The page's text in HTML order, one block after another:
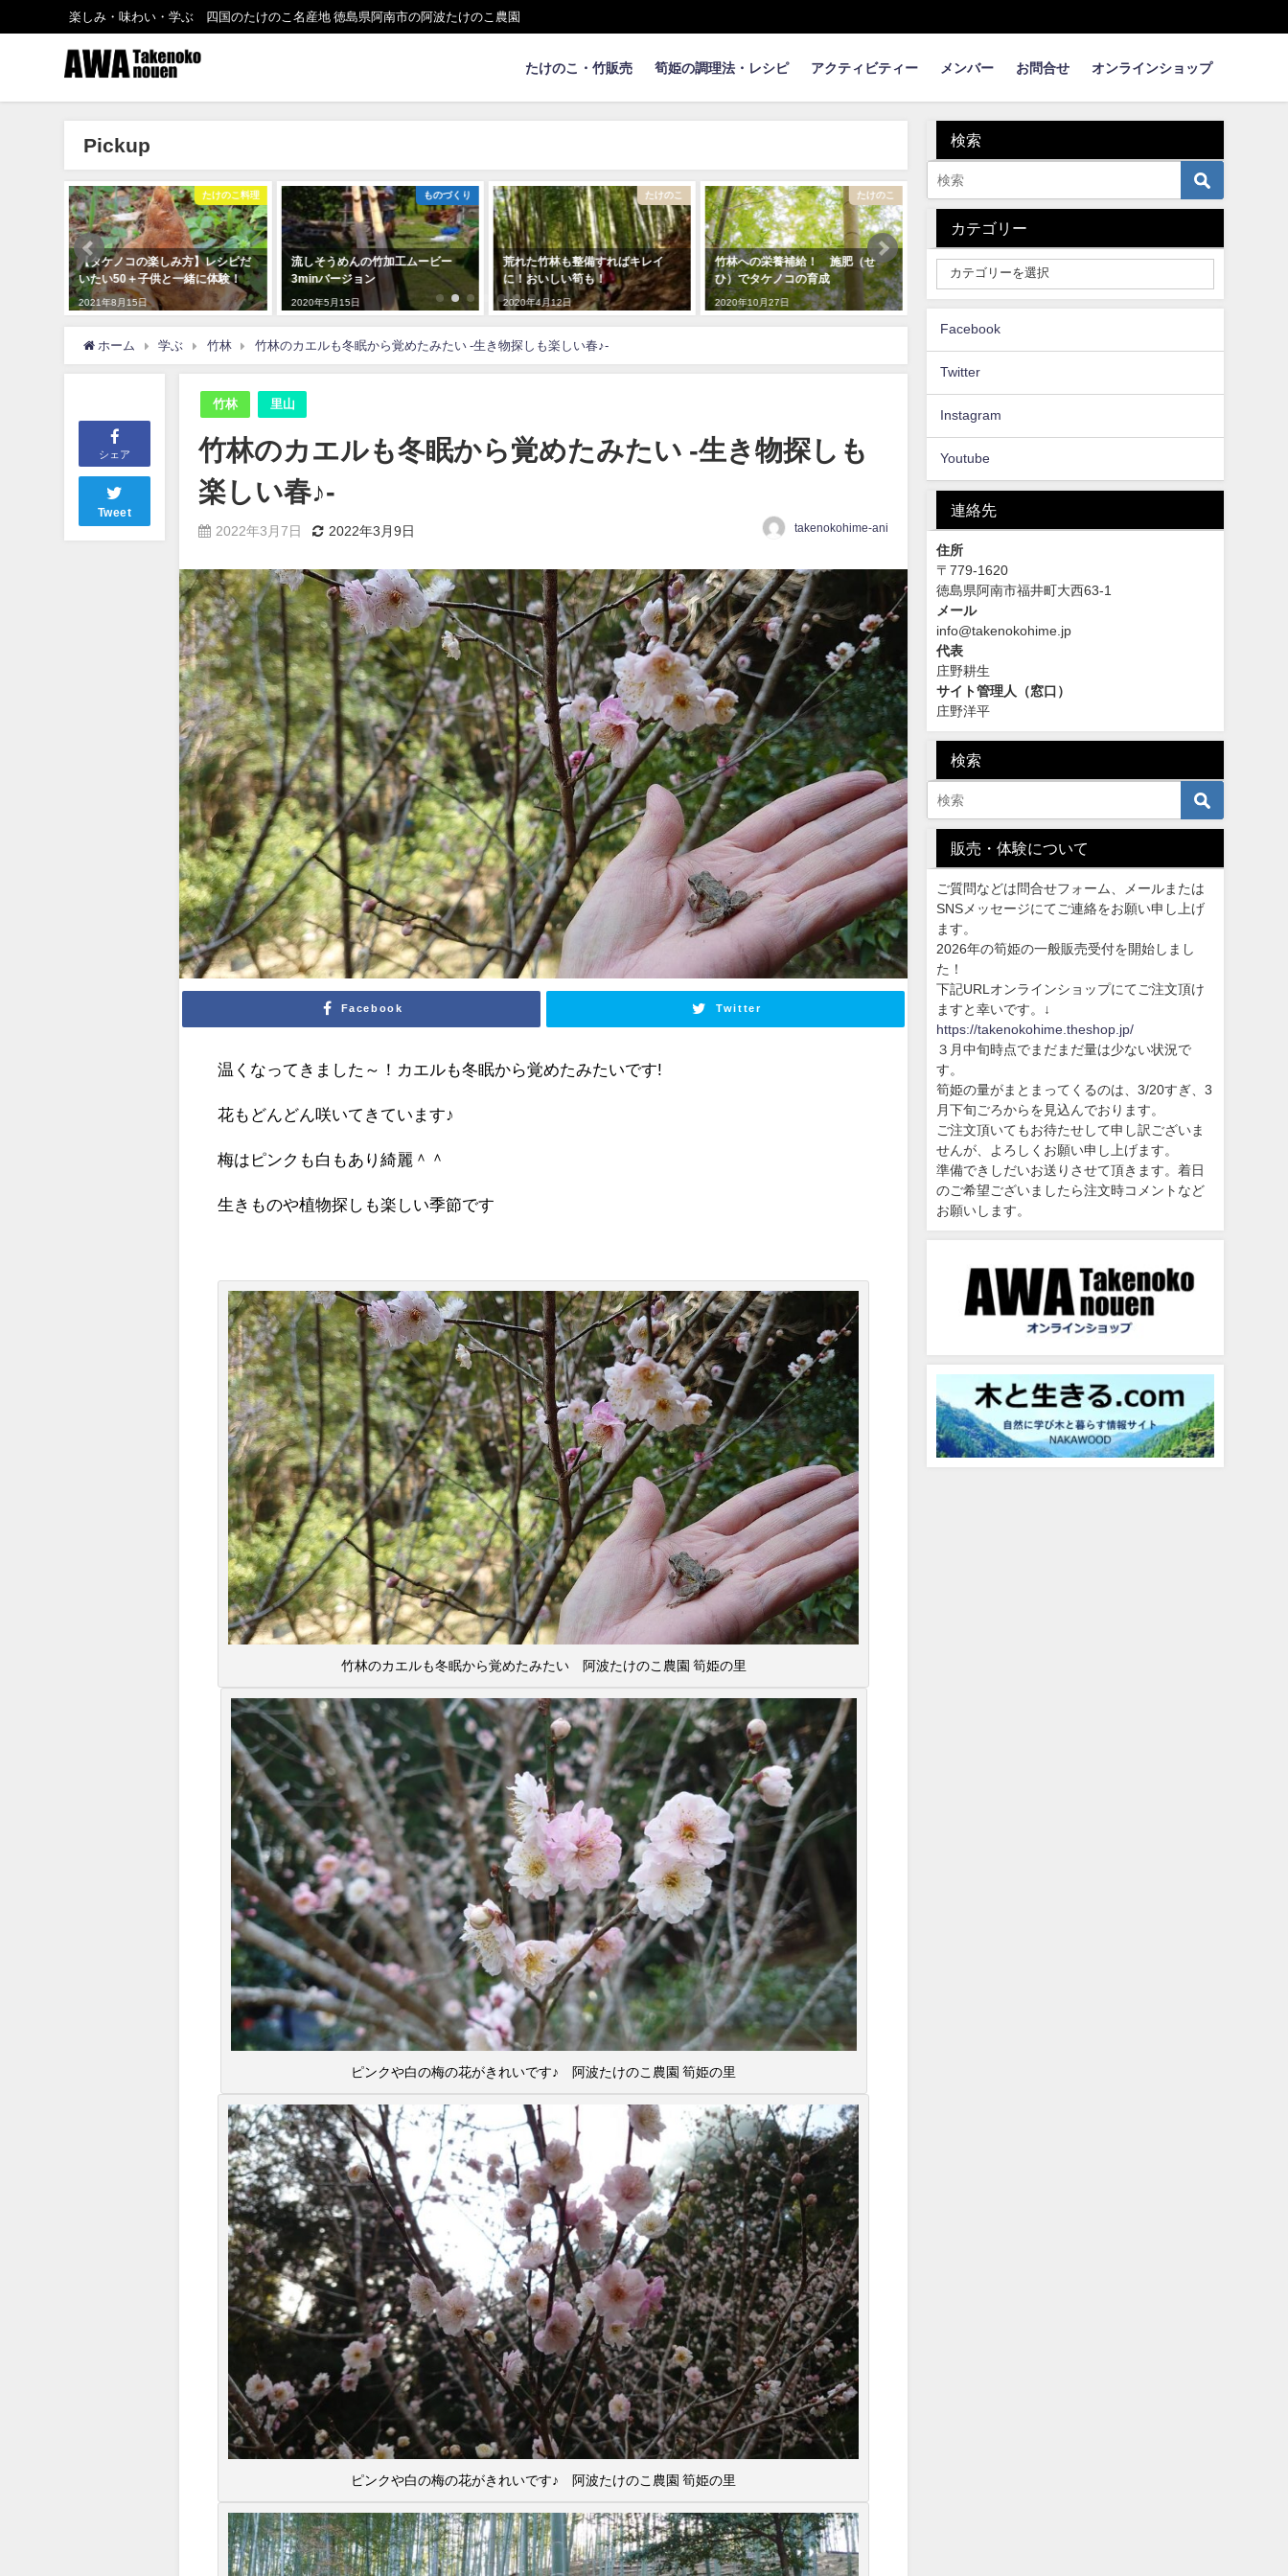
楽しみ・味わい・学ぶ 四国のたけのこ名産地 徳島県阿南市の阿波たけのこ農園
たけのこ・竹販売 筍姫の調理法・レシピ アクティビティー メンバー お問合せ オンラインショップ
Pickup
ものづくり
流しそうめんの竹加工ムービー
3minバージョン
2020年5月15日
たけのこ
荒れた竹林も整備すればキレイ
に！おいしい筍も！
2020年4月12日
たけのこ
竹林への栄養補給！ 施肥（せ
ひ）でタケノコの育成
2020年10月27日
まめ知識
【竹灯りづくり】 竹にきれいな
穴を開ける方法
2020年5月18日
むきむき筍姫 【タケノコの皮む
きどこまで？】
流しそうめん用の竹の加工
ホーム 学ぶ 竹林 竹林のカエルも冬眠から覚めたみたい -生き物探しも楽しい春♪-
シェア
Tweet
竹林 里山
竹林のカエルも冬眠から覚めたみたい -生き物探しも
楽しい春♪-
2022年3月7日 2022年3月9日 takenokohime-ani
Facebook Twitter
温くなってきました～！カエルも冬眠から覚めたみたいです!
花もどんどん咲いてきています♪
梅はピンクも白もあり綺麗＾＾
生きものや植物探しも楽しい季節です
竹林のカエルも冬眠から覚めたみたい 阿波たけのこ農園 筍姫の里
ピンクや白の梅の花がきれいです♪ 阿波たけのこ農園 筍姫の里
ピンクや白の梅の花がきれいです♪ 阿波たけのこ農園 筍姫の里
検索
カテゴリー
Facebook
Twitter
Instagram
Youtube
連絡先
住所
〒779-1620
徳島県阿南市福井町大西63-1
メール
info@takenokohime.jp
代表
庄野耕生
サイト管理人（窓口）
庄野洋平
検索
販売・体験について
ご質問などは問合せフォーム、メールまたは
SNSメッセージにてご連絡をお願い申し上げ
ます。
2026年の筍姫の一般販売受付を開始しまし
た！
下記URLオンラインショップにてご注文頂け
ますと幸いです。↓
https://takenokohime.theshop.jp/
３月中旬時点でまだまだ量は少ない状況で
す。
筍姫の量がまとまってくるのは、3/20すぎ、3
月下旬ごろからを見込んでおります。
ご注文頂いてもお待たせして申し訳ございま
せんが、よろしくお願い申し上げます。
準備できしだいお送りさせて頂きます。着日
のご希望ございましたら注文時コメントなど
お願いします。